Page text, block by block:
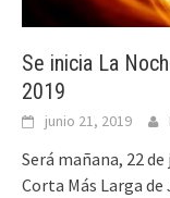
Se inicia La
2019
junio 21, 2019
Será mañana, 22
Corta Más Larga